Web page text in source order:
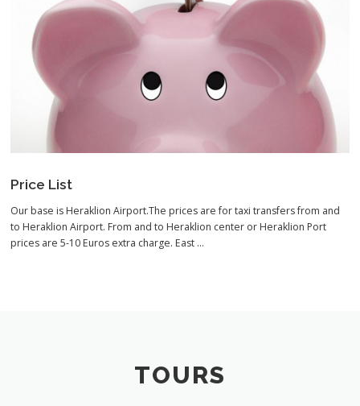
Price List
Our base is Heraklion Airport.The prices are for taxi transfers from and
to Heraklion Airport. From and to Heraklion center or Heraklion Port
prices are 5-10 Euros extra charge. East …
TOURS